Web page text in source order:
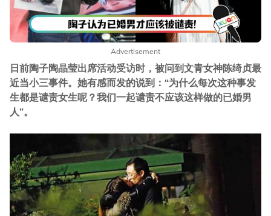
Advertisement
日前陶子陶晶莹出席活动受访时，被问到文青女神陈绮贞最
近当小三事件。她有感而发的说到：“为什么每次这种事发
生都是谴责女生呢？我们一起谴责不应该这样做的已婚男
人”。